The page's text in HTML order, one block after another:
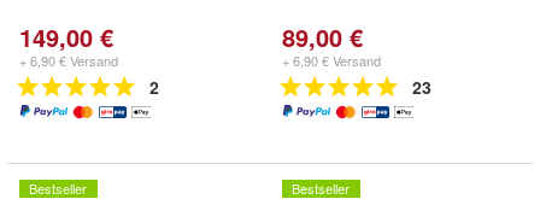
149,00 €
+ 6,90 € Versand
2
89,00 €
+ 6,90 € Versand
23
Bestseller Bestseller